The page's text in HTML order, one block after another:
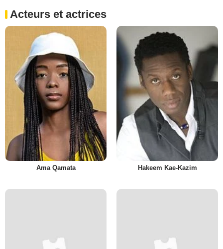
Acteurs et actrices
Ama Qamata Hakeem Kae-Kazim